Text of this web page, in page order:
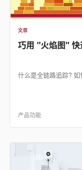
文章
巧用 "火焰图"
什么是全链路追踪? 如
产品功能